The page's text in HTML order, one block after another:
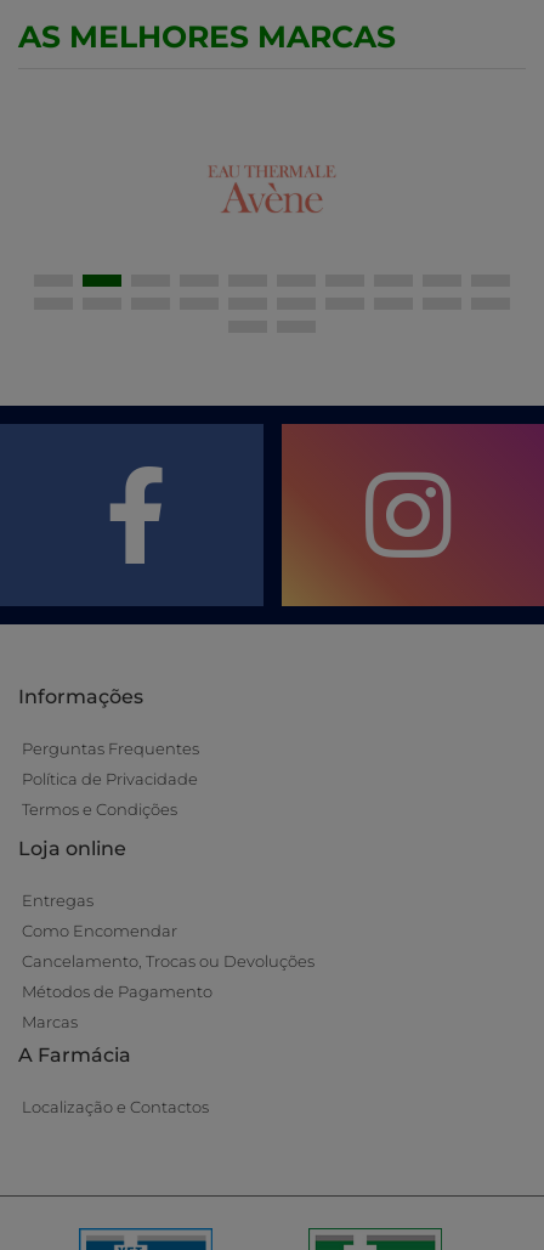
AS MELHORES MARCAS
Informações
Perguntas Frequentes
Política de Privacidade
Termos e Condições
Loja online
Entregas
Como Encomendar
Cancelamento, Trocas ou Devoluções
Métodos de Pagamento
Marcas
A Farmácia
Localização e Contactos